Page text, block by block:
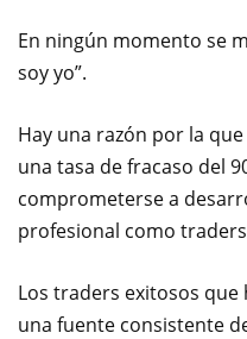
En ningún momento se
soy yo”.
Hay una razón por la
una tasa de fracaso del
comprometerse a
profesional como
Los traders exitosos
una fuente consistente